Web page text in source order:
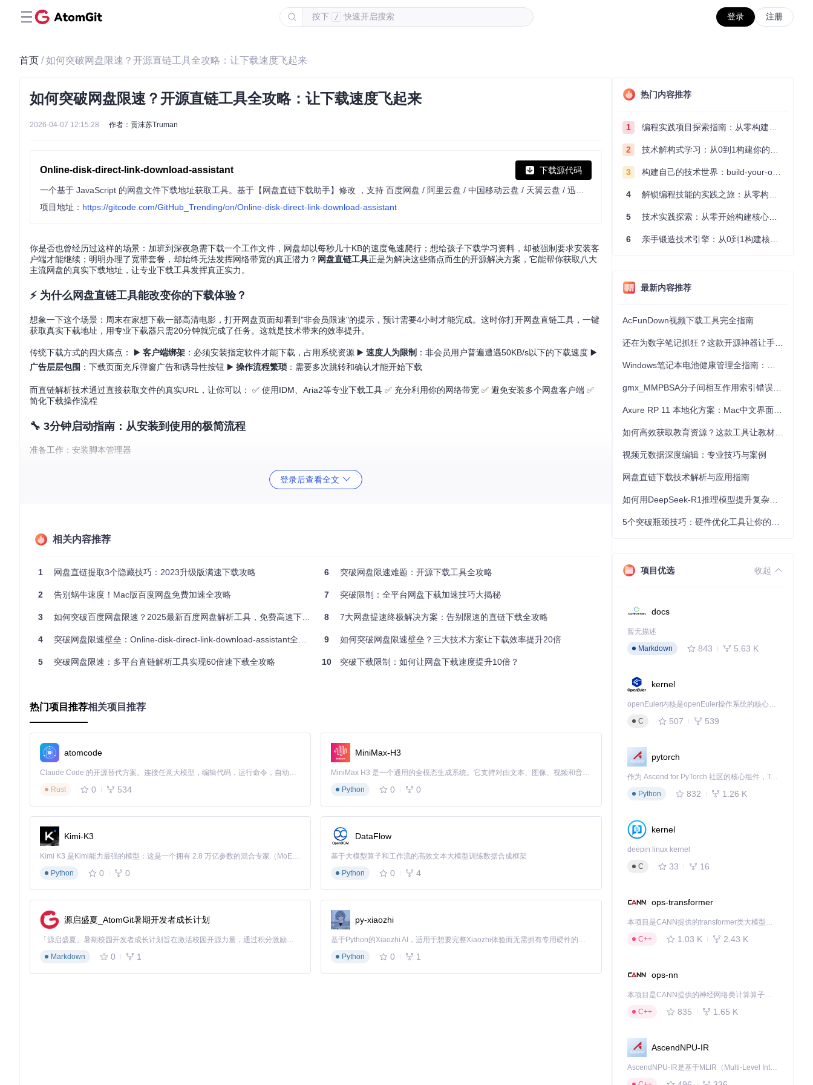
按下 / 快速开启搜索 登录 注册
首页 / 如何突破网盘限速？开源直链工具全攻略：让下载速度飞起来
如何突破网盘限速？开源直链工具全攻略：让下载速度飞起来
2026-04-07 12:15:28 作者：贡沫苏Truman
Online-disk-direct-link-download-assistant 下载源代码
项目地址： https://gitcode.com/GitHub_Trending/on/Online-disk-direct-link-download-assistant
你是否也曾经历过这样的场景：加班到深夜急需下载一个工作文件，网盘却以每秒几十KB的速度龟速爬行；想给孩子下载学习资料，却被强制要求安装客
户端才能继续；明明办理了宽带套餐，却始终无法发挥网络带宽的真正潜力？ 网盘直链工具正是为解决这些痛点而生的开源解决方案，它能帮你获取八大
主流网盘的真实下载地址，让专业下载工具发挥真正实力。
⚡ 为什么网盘直链工具能改变你的下载体验？
想象一下这个场景：周末在家想下载一部高清电影，打开网盘页面却看到"非会员限速"的提示，预计需要4小时才能完成。这时你打开网盘直链工具，一键
获取真实下载地址，用专业下载器只需20分钟就完成了任务。这就是技术带来的效率提升。
传统下载方式的四大痛点： ▶️ 客户端绑架 ：必须安装指定软件才能下载，占用系统资源 ▶️ 速度人为限制 ：非会员用户普遍遭遇50KB/s以下的下载速度 ▶️
广告层层包围 ：下载页面充斥弹窗广告和诱导性按钮 ▶️ 操作流程繁琐 ：需要多次跳转和确认才能开始下载
而直链解析技术通过直接获取文件的真实URL，让你可以： ✅ 使用IDM、Aria2等专业下载工具 ✅ 充分利用你的网络带宽 ✅ 避免安装多个网盘客户端 ✅
简化下载操作流程
🔧 3分钟启动指南：从安装到使用的极简流程
准备工作：安装脚本管理器
在浏览器中安装Tampermonkey或Violentmonkey扩展，这是运行用户脚本的基础环境。各大浏览器应用商店都能搜索到这些扩展，安装过程与普通插件
# 克隆项目仓库到本地
导入脚本：激活工具功能
用文本编辑器打开该文件，全选并复制所有内容
在浏览器中打开脚本管理器，创建新脚本
粘贴复制的内容并保存
完成这三步后，当你访问支持的网盘页面时，工具会自动激活并显示解析按钮。
📌 最常用的四大网盘支持详解
用户场景：需要下载多个工作文档，但官方下载器速度太慢
钮后，可根据需求选择最合适的下载方式，无需担心限速问题。
阿里云盘：自动适配，稳定下载
用户场景
：工具会自动设置正确的Referer和用户代理信息，确保下载请求被服务器正常接受。特别优化了
大文件下载的稳定性，减少中断情况。
天翼云盘：批量处理，效率倍增
迅雷云盘：灵活适配，工具任选
：习惯使用特定下载工具，希望保持一致的下载体验 解决方案
：兼容多种下载工具，无论是习惯图形界面的IDM用户，还是喜欢命令行的Aria2用
户，都能找到适合自己的下载方式。
⚙️ 高速下载配置：释放工具全部潜力
项目提供了针对不同网盘的优化配置文件，位于项目的config目录下：
登录后查看全文
相关内容推荐
1 网盘直链提取3个隐藏技巧：2023升级版满速下载攻略
2 告别蜗牛速度！Mac版百度网盘免费加速全攻略
3 如何突破百度网盘限速？2025最新百度网盘解析工具，免费高速下载文件全攻略
4 突破网盘限速壁垒：Online-disk-direct-link-download-assistant全攻略
5 突破网盘限速：多平台直链解析工具实现60倍速下载全攻略
6 突破网盘限速难题：开源下载工具全攻略
7 突破限制：全平台网盘下载加速技巧大揭秘
8 7大网盘提速终极解决方案：告别限速的直链下载全攻略
9 如何突破网盘限速壁垒？三大技术方案让下载效率提升20倍
10 突破下载限制：如何让网盘下载速度提升10倍？
热门项目推荐相关项目推荐
atomcode
Claude Code 的开源替代方案。连接任意大模型，编辑代码，运行命令，自动验证 — 全自动执行。用 Rust 构建，极致性能。 ｜ An open-source alternative to Claude Code. Connect any LLM, edit code, run commands, and verify changes — autonomously. Built in Rust for speed. Get Started
Rust
0 534
MiniMax-H3
MiniMax H3 是一个通用的全模态生成系统。它支持对由文本、图像、视频和音频组成的多模态上下文进行统一理解，并能生成分辨率高达 2K、时长可达 15 秒的带原生立体声音频的视频。得益于面向任务泛化的系统设计，H3 在预训练阶段就已具备广泛的多模态上下文理解与生成能力，能够出色地执行复杂的多模态指令。
Python
0 0
Kimi-K3
Kimi K3 是Kimi能力最强的模型：这是一个拥有 2.8 万亿参数的混合专家（MoE）模型，具备原生视觉理解能力，并支持 100 万 token 的上下文窗口。
Python
0 0
DataFlow
基于大模型算子和工作流的高效文本大模型训练数据合成框架
Python
0 4
源启盛夏_AtomGit暑期开发者成长计划
「源启盛夏」暑期校园开发者成长计划旨在激活校园开源力量，通过积分激励、认证扶持、资源倾斜等形式，引导高校组织和开发者完成「入驻 — 建项目 — 做贡献 — 获认证 — 得资源」的完整闭环。无论你是想带领社团入驻平台的组织者，还是希望用代码贡献证明自己的开发者，都能在这里找到属于你的成长路径。
Markdown
0 1
py-xiaozhi
基于Python的Xiaozhi AI，适用于想要完整Xiaozhi体验而无需拥有专用硬件的用户。
Python
0 1
热门内容推荐
1 编程实践项目探索指南：从零构建技术能力体系
2 技术解构式学习：从0到1构建你的编程知识体系
3 构建自己的技术世界：build-your-own-x项目的实践探索指南
4 解锁编程技能的实践之旅：从零构建你的技术世界
5 技术实践探索：从零开始构建核心系统的实践指南
6 亲手锻造技术引擎：从0到1构建核心系统的实践指南
最新内容推荐
AcFunDown视频下载工具完全指南
视频元数据深度编辑：专业技巧与案例
网盘直链下载技术解析与应用指南
项目优选 收起
docs
暂无描述
Markdown
843 5.63 K
kernel
openEuler内核是openEuler操作系统的核心，既是系统性能与稳定性的基石，也是连接处理器、设备与服务的桥梁。
C
507 539
pytorch
作为 Ascend for PyTorch 社区的核心组件，TorchNPU 是昇腾专为 PyTorch 打造的深度学习适配插件，使 PyTorch 框架能够直接调用昇腾 NPU，为开发者提供昇腾 AI 处理器的超强算力。
Python
832 1.26 K
kernel
deepin linux kernel
C
33 16
ops-transformer
本项目是CANN提供的transformer类大模型算子库，实现网络在NPU上加速计算。
C++
1.03 K 2.43 K
ops-nn
本项目是CANN提供的神经网络类计算算子库，实现网络在NPU上加速计算。
C++
835 1.65 K
AscendNPU-IR
AscendNPU-IR是基于MLIR（Multi-Level Intermediate Representation）构建的，面向昇腾亲和算子编译时使用的中间表示，提供昇腾完备表达能力，通过编译优化提升昇腾AI处理器计算效率，支持通过生态框架使能昇腾AI处理器与深度调优